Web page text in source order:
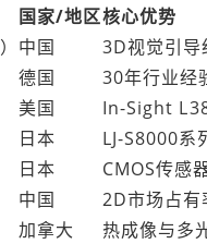
国家/地区核心优势
中国
3D视觉引
德国
30年行业经
美国
In-Sight
日本
LJ-S8000系
日本
CMOS传感
中国
2D市场占
加拿大
热成像与多